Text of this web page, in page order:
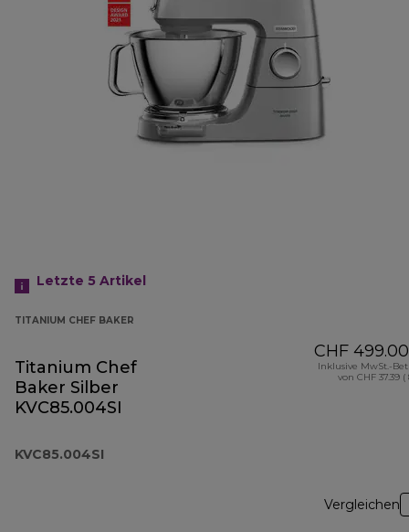
Letzte 5 Artikel
TITANIUM CHEF BAKER
Titanium Chef
Baker Silber
KVC85.004SI
KVC85.004SI
CHF 499.00
Inklusive MwSt.-
von CHF 37.39 (
Vergleichen